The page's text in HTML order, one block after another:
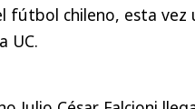
fútbol chileno, esta
UC.